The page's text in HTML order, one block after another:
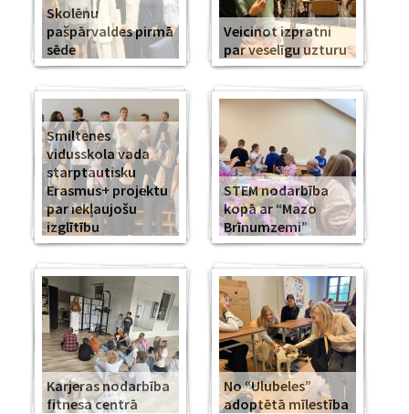
Skolēnu
pašpārvaldes pirmā
sēde
Veicinot izpratni
par veselīgu uzturu
Smiltenes
vidusskola vada
starptautisku
Erasmus+ projektu
par iekļaujošu
izglītību
STEM nodarbība
kopā ar “Mazo
Brīnumzemi”
Karjeras nodarbība
fitnesa centrā
No “Ulubeles”
adoptētā mīlestība